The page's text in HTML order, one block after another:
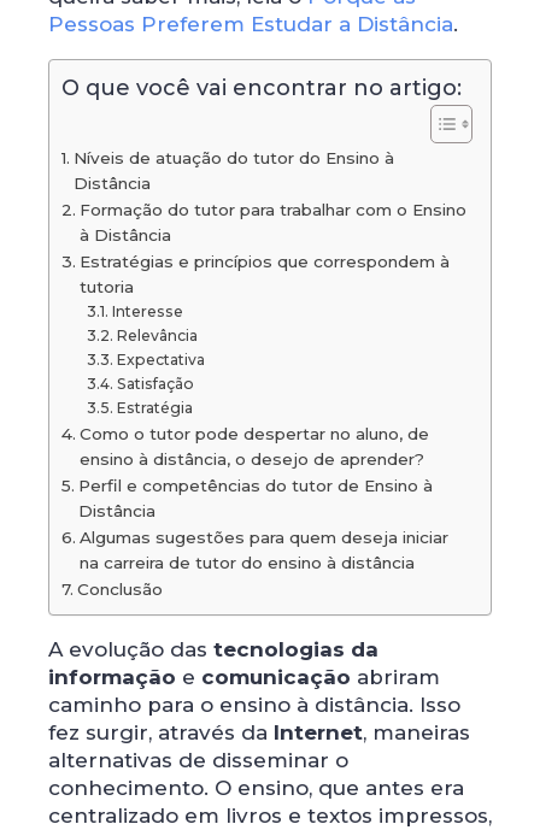
Pessoas Preferem Estudar a Distância.
O que você vai encontrar no artigo:
Níveis de atuação do tutor do Ensino à
Distância
Formação do tutor para trabalhar com o Ensino
à Distância
Estratégias e princípios que correspondem à
tutoria
Interesse
Relevância
Expectativa
Satisfação
Estratégia
Como o tutor pode despertar no aluno, de
ensino à distância, o desejo de aprender?
Perfil e competências do tutor de Ensino à
Distância
Algumas sugestões para quem deseja iniciar
na carreira de tutor do ensino à distância
Conclusão
A evolução das tecnologias da
informação e comunicação abriram
caminho para o ensino à distância. Isso
fez surgir, através da Internet, maneiras
alternativas de disseminar o
conhecimento. O ensino, que antes era
centralizado em livros e textos impressos,